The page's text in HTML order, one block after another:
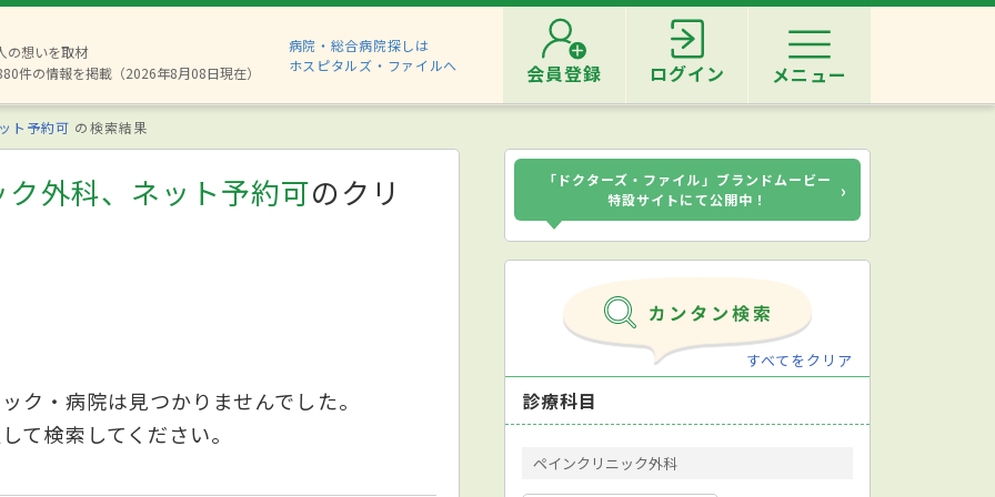
の想いを取材
件の情報を掲載（2026年8月08日現在）
病院・総合病院探しは
ホスピタルズ・ファイルへ
会員登録 ログイン メニュー
ト予約可 の検索結果
外科、ネット予約可のクリ
ク・病院は見つかりませんでした。
て検索してください。
「ドクターズ・ファイル」ブランドムービー
特設サイトにて公開中！
›
すべてをクリア
診療科目
ペインクリニック外科